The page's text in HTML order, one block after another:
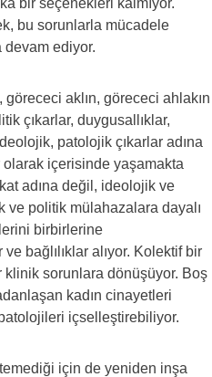
bir seçenekleri kalmıyor.
bu sorunlarla mücadele
devam ediyor.
aklın, görececi ahlakın
çıkarlar, duygusallıklar,
patolojik çıkarlar adına
içerisinde yaşamakta
adına değil, ideolojik ve
ve politik mülahazalara dayalı
birbirlerine
bağlılıklar alıyor. Kolektif bir
klinik sorunlara dönüşüyor. Boş
kadın cinayetleri
içselleştirebiliyor.
için de yeniden inşa